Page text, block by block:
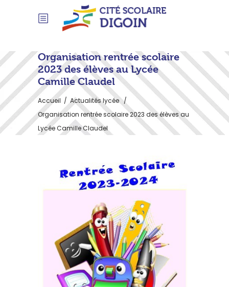
Organisation rentrée scolaire
2023 des élèves au Lycée
Camille Claudel
Accueil / Actualités lycée/
Organisation rentrée scolaire 2023 des élèves au
Lycée Camille Claudel